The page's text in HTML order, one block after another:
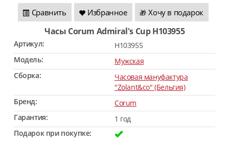
Сравнить Избранное 🎁 Хочу в подарок
Часы Corum Admiral's Cup H103955
Артикул:
H103955
Модель:
Мужская
Сборка:
Часовая мануфактура
"Zolant&co" (Бельгия)
Бренд:
Corum
Гарантия:
1 год
Подарок при покупке: